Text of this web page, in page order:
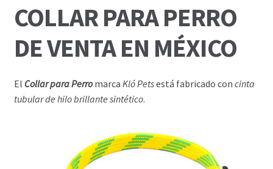
COLLAR PARA PERRO
DE VENTA EN MÉXICO
El Collar para Perromarca Kló Petsestá fabricado con cinta
tubular de hilo brillante sintético.